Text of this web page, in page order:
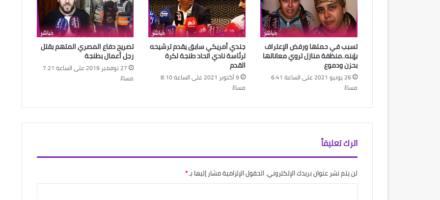
تسبب في حملها ورفض الإعتراف
بإبنه..منظفة منازل تروي معاناتها
بحزن ودموع
26 يونيو 2021 على الساعة 6:41
مساءً
جندي أمريكي سابق يقدم ترشيحه
لرئاسة نادي اتحاد طنجة لكرة
القدم
9 أكتوبر 2021 على الساعة 8:10
مساءً
تصريح دفاع المصري المتهم بقتل
رجل أعمال بطنجة
27 نوفمبر 2019 على الساعة 7:21
مساءً
اترك تعليقاً
لن يتم نشر عنوان بريدك الإلكتروني.الحقول الإلزامية مشار إليها بـ*